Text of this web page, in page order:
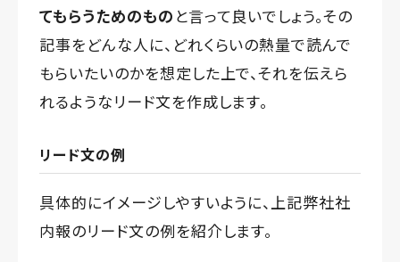
てもらうためのもの と言って良いでしょう。その
記事をどんな人に、どれくらいの熱量で読んで
もらいたいのかを想定した上で、それを伝えら
れるようなリード文を作成します。
リード文の例
具体的にイメージしやすいように、上記弊社社
内報のリード文の例を紹介します。